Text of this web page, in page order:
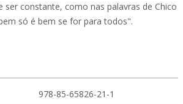
ser constante, como nas palavras de Chico
só é bem se for para todos".
978-85-65826-21-1